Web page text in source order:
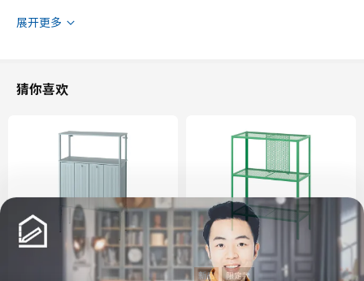
宽度
框架，高
柜门
004.356.44
高度
2 厘米
73 厘米
展开更多
猜你喜欢
新品 限定款